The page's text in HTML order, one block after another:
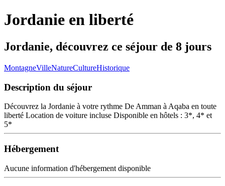
Jordanie en liberté
Jordanie, découvrez ce séjour de 8 jours
MontagneVilleNatureCultureHistorique
Description du séjour
Découvrez la Jordanie à votre rythme De Amman à Aqaba en toute
liberté Location de voiture incluse Disponible en hôtels : 3*, 4* et
5*
Hébergement
Aucune information d'hébergement disponible